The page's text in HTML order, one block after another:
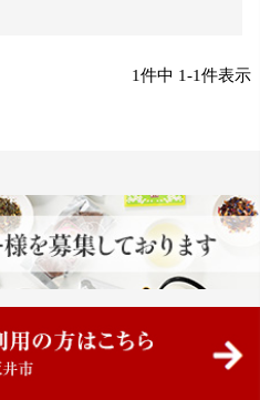
1件中 1-1件表示